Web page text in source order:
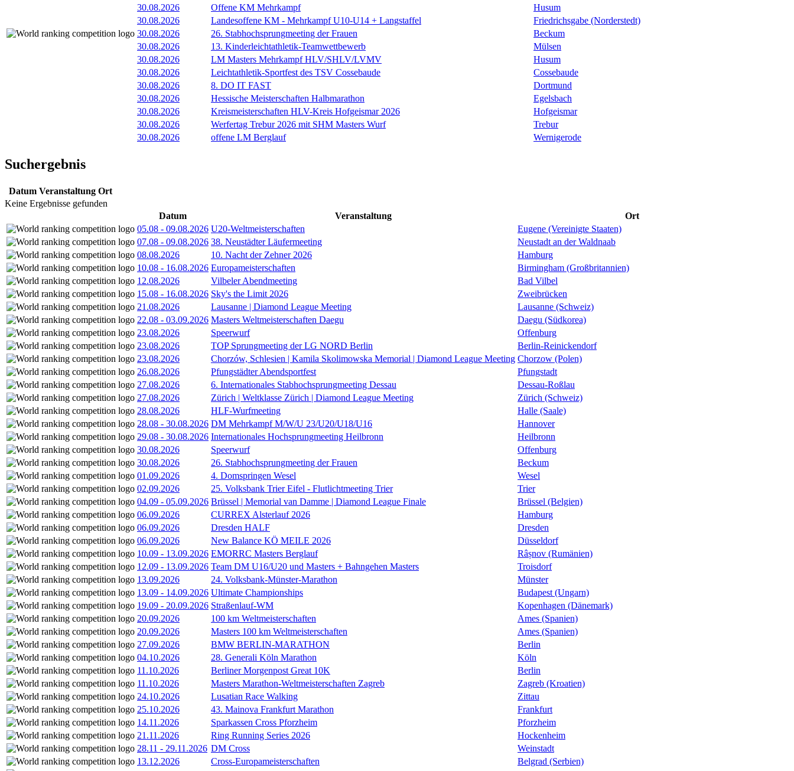
30.08.2026
Offene KM Mehrkampf
Husum
30.08.2026
Landesoffene KM - Mehrkampf U10-U14 + Langstaffel
Friedrichsgabe (Norderstedt)
30.08.2026
26. Stabhochsprungmeeting der Frauen
Beckum
30.08.2026
13. Kinderleichtathletik-Teamwettbewerb
Mülsen
30.08.2026
LM Masters Mehrkampf HLV/SHLV/LVMV
Husum
30.08.2026
Leichtathletik-Sportfest des TSV Cossebaude
Cossebaude
30.08.2026
8. DO IT FAST
Dortmund
30.08.2026
Hessische Meisterschaften Halbmarathon
Egelsbach
30.08.2026
Kreismeisterschaften HLV-Kreis Hofgeismar 2026
Hofgeismar
30.08.2026
Werfertag Trebur 2026 mit SHM Masters Wurf
Trebur
30.08.2026
offene LM Berglauf Wernigerode
Suchergebnis
Datum Veranstaltung Ort
Keine Ergebnisse gefunden
Datum
Veranstaltung
Ort
05.08 - 09.08.2026 U20-Weltmeisterschaften
Eugene (Vereinigte Staaten)
07.08 - 09.08.2026 38. Neustädter Läufermeeting
Neustadt an der Waldnaab
08.08.2026
10. Nacht der Zehner 2026
Hamburg
10.08 - 16.08.2026 Europameisterschaften
Birmingham (Großbritannien)
12.08.2026
Vilbeler Abendmeeting
Bad Vilbel
15.08 - 16.08.2026 Sky's the Limit 2026
Zweibrücken
21.08.2026
Lausanne | Diamond League Meeting
Lausanne (Schweiz)
22.08 - 03.09.2026 Masters Weltmeisterschaften Daegu
Daegu (Südkorea)
23.08.2026
Speerwurf
Offenburg
23.08.2026
TOP Sprungmeeting der LG NORD Berlin
Berlin-Reinickendorf
23.08.2026
Chorzów, Schlesien | Kamila Skolimowska Memorial | Diamond League Meeting Chorzow (Polen)
26.08.2026
Pfungstädter Abendsportfest
Pfungstadt
27.08.2026
6. Internationales Stabhochsprungmeeting Dessau
Dessau-Roßlau
27.08.2026
Zürich | Weltklasse Zürich | Diamond League Meeting
Zürich (Schweiz)
28.08.2026
HLF-Wurfmeeting
Halle (Saale)
28.08 - 30.08.2026 DM Mehrkampf M/W/U 23/U20/U18/U16
Hannover
29.08 - 30.08.2026 Internationales Hochsprungmeeting Heilbronn
Heilbronn
30.08.2026
Speerwurf
Offenburg
30.08.2026
26. Stabhochsprungmeeting der Frauen
Beckum
01.09.2026
4. Domspringen Wesel
Wesel
02.09.2026
25. Volksbank Trier Eifel - Flutlichtmeeting Trier
Trier
04.09 - 05.09.2026 Brüssel | Memorial van Damme | Diamond League Finale
Brüssel (Belgien)
06.09.2026
CURREX Alsterlauf 2026
Hamburg
06.09.2026
Dresden HALF
Dresden
06.09.2026
New Balance KÖ MEILE 2026
Düsseldorf
10.09 - 13.09.2026 EMORRC Masters Berglauf
Râșnov (Rumänien)
12.09 - 13.09.2026 Team DM U16/U20 und Masters + Bahngehen Masters
Troisdorf
13.09.2026
24. Volksbank-Münster-Marathon
Münster
13.09 - 14.09.2026 Ultimate Championships
Budapest (Ungarn)
19.09 - 20.09.2026 Straßenlauf-WM
Kopenhagen (Dänemark)
20.09.2026
100 km Weltmeisterschaften
Ames (Spanien)
20.09.2026
Masters 100 km Weltmeisterschaften
Ames (Spanien)
27.09.2026
BMW BERLIN-MARATHON
Berlin
04.10.2026
28. Generali Köln Marathon
Köln
11.10.2026
Berliner Morgenpost Great 10K
Berlin
11.10.2026
Masters Marathon-Weltmeisterschaften Zagreb
Zagreb (Kroatien)
24.10.2026
Lusatian Race Walking
Zittau
25.10.2026
43. Mainova Frankfurt Marathon
Frankfurt
14.11.2026
Sparkassen Cross Pforzheim
Pforzheim
21.11.2026
Ring Running Series 2026
Hockenheim
28.11 - 29.11.2026 DM Cross
Weinstadt
13.12.2026
Cross-Europameisterschaften
Belgrad (Serbien)